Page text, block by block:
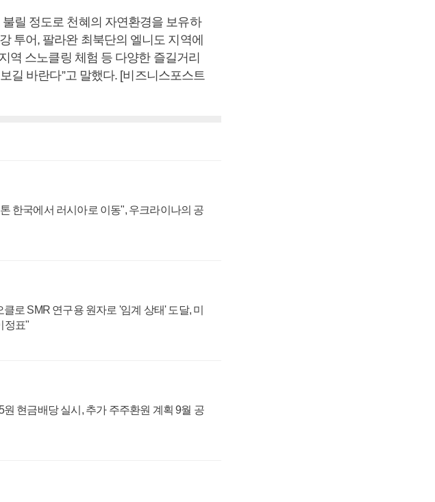
릴 정도로 천혜의 자연환경을 보유하
투어, 팔라완 최북단의 엘니도 지역에
역 스노클링 체험 등 다양한 즐길거리
길 바란다”고 말했다. [비즈니스포스트
한국에서 러시아로 이동", 우크라이나의 공
로 SMR 연구용 원자로 '임계 상태' 도달, 미
정표"
현금배당 실시, 추가 주주환원 계획 9월 공